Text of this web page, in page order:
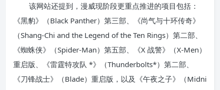
该网站还提到，漫威现阶段更重点推进的项目包括：
《黑豹》（Black Panther）第三部、《尚气与十环传奇》
（Shang-Chi and the Legend of the Ten Rings）第二部、
《蜘蛛侠》（Spider-Man）第五部、《X 战警》（X-Men）
重启版、《雷霆特攻队 *》（Thunderbolts*）第二部、
《刀锋战士》（Blade）重启版，以及《午夜之子》（Midni